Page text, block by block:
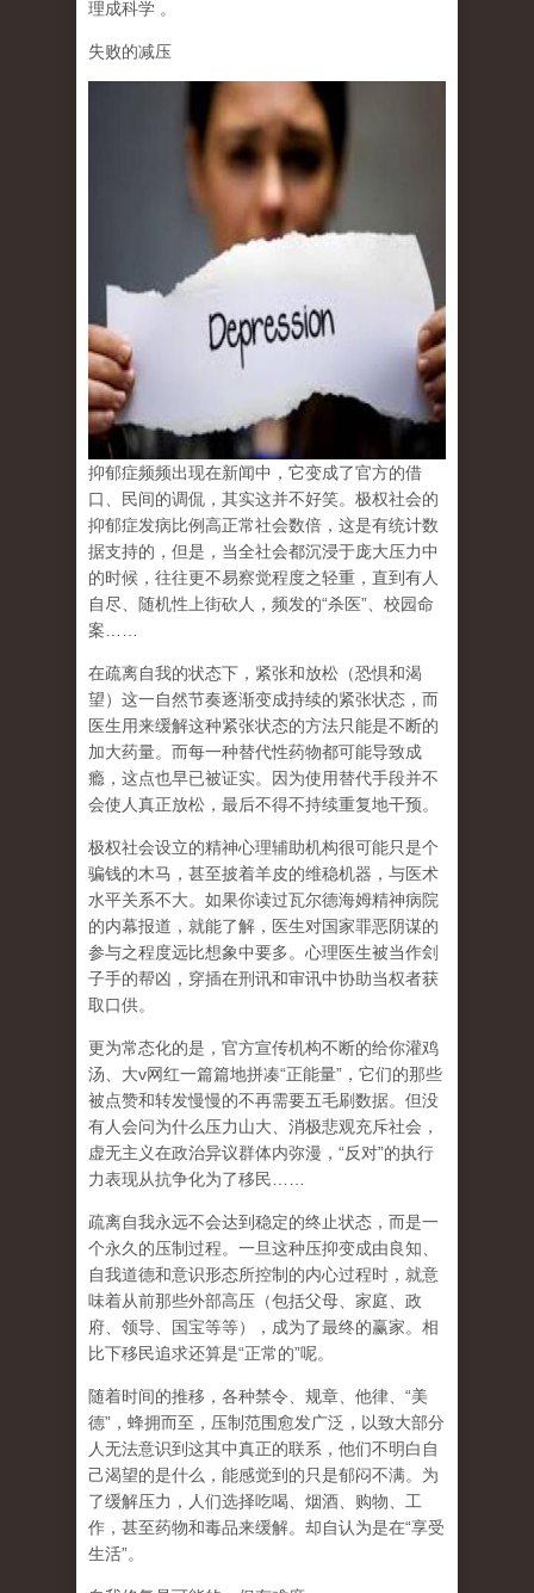
理成科学 。
失败的减压
抑郁症频频出现在新闻中，它变成了官方的借
口、民间的调侃，其实这并不好笑。极权社会的
抑郁症发病比例高正常社会数倍，这是有统计数
据支持的，但是，当全社会都沉浸于庞大压力中
的时候，往往更不易察觉程度之轻重，直到有人
自尽、随机性上街砍人，频发的“杀医” 、校园命
案
在疏离自我的状态下，紧张和放松（恐惧和渴
望）这一自然节奏逐渐变成持续的紧张状态，而
医生用来缓解这种紧张状态的方法只能是不断的
加大药量。而每一种替代性药物都可能导致成
瘾，这点也早已被证实。因为使用替代手段并不
会使人真正放松，最后不得不持续重复地干预。
极权社会设立的精神心理辅助机构很可能只是个
骗钱的木马，甚至披着羊皮的维稳机器，与医术
水平关系不大。如果你读过瓦尔德海姆精神病院
的内幕报道，就能了解，医生对国家罪恶阴谋的
参与之程度远比想象中要多。心理医生被当作刽
子手的帮凶，穿插在刑讯和审讯中协助当权者获
取口供。
更为常态化的是，官方宣传机构不断的给你灌鸡
汤、大v网红一篇篇地拼凑“正能量” ，它们的那些
被点赞和转发慢慢的不再需要五毛刷数据。但没
有人会问为什么压力山大、消极悲观充斥社会，
虚无主义在政治异议群体内弥漫， “反对”的执行
力表现从抗争化为了移民
疏离自我永远不会达到稳定的终止状态，而是一
个永久的压制过程。一旦这种压抑变成由良知、
自我道德和意识形态所控制的内心过程时，就意
味着从前那些外部高压（包括父母、家庭、政
府、领导、国宝等等），成为了最终的赢家。相
比下移民追求还算是“正常的”呢。
随着时间的推移，各种禁令、规章、他律、 “美
德” ，蜂拥而至，压制范围愈发广泛，以致大部分
人无法意识到这其中真正的联系，他们不明白自
己渴望的是什么，能感觉到的只是郁闷不满。为
了缓解压力，人们选择吃喝、烟酒、购物、工
作，甚至药物和毒品来缓解。却自认为是在“享受
生活”。